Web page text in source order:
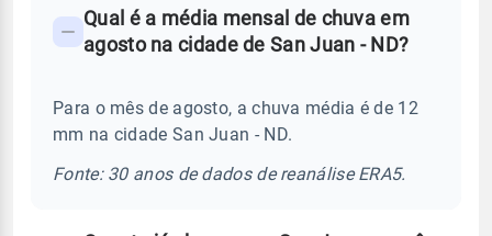
Perguntas
sobre
chuva
Qual é a média mensal de chuva em
agosto na cidade de San Juan - ND?
Para o mês de agosto, a chuva média é de 12
mm na cidade San Juan - ND.
Fonte: 30 anos de dados de reanálise ERA5.